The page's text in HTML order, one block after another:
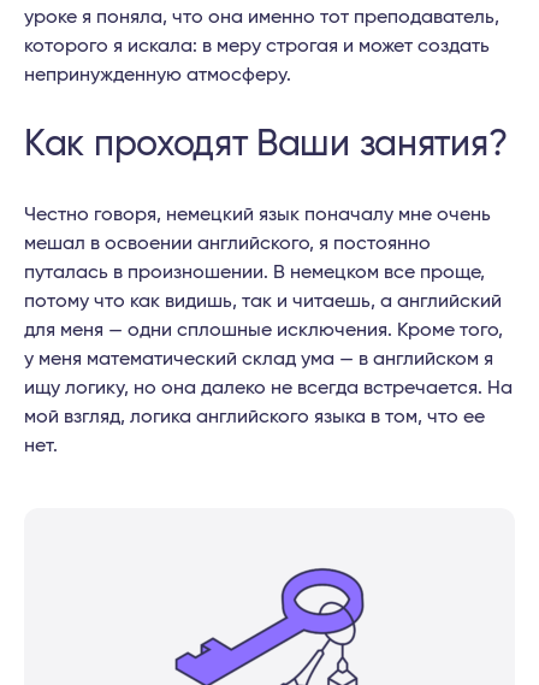
уроке я поняла, что она именно тот преподаватель,
которого я искала: в меру строгая и может создать
непринужденную атмосферу.
Как проходят Ваши занятия?
Честно говоря, немецкий язык поначалу мне очень
мешал в освоении английского, я постоянно
путалась в произношении. В немецком все проще,
потому что как видишь, так и читаешь, а английский
для меня — одни сплошные исключения. Кроме того,
у меня математический склад ума — в английском я
ищу логику, но она далеко не всегда встречается. На
мой взгляд, логика английского языка в том, что ее
нет.